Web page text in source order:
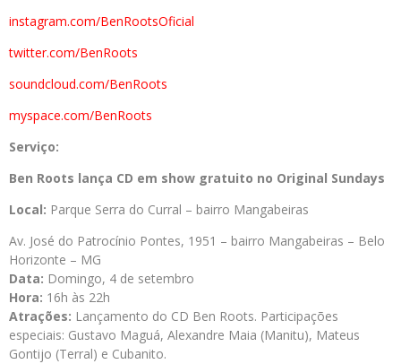
instagram.com/BenRootsOficial
twitter.com/BenRoots
soundcloud.com/BenRoots
myspace.com/BenRoots
Serviço:
Ben Roots lança CD em show gratuito no Original Sundays
Local: Parque Serra do Curral – bairro Mangabeiras
Av. José do Patrocínio Pontes, 1951 – bairro Mangabeiras – Belo
Horizonte – MG
Data: Domingo, 4 de setembro
Hora: 16h às 22h
Atrações: Lançamento do CD Ben Roots. Participações
especiais: Gustavo Maguá, Alexandre Maia (Manitu), Mateus
Gontijo (Terral) e Cubanito.